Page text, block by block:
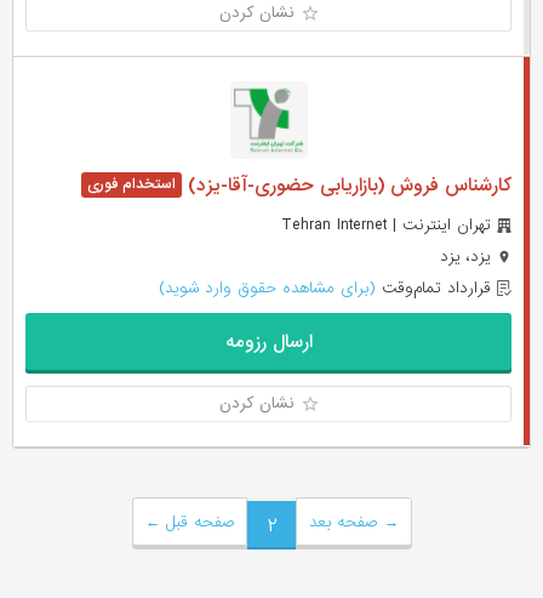
نشان کردن
کارشناس فروش (بازاریابی حضوری-آقا-یزد)
تهران اینترنت | Tehran Internet
یزد، یزد
قرارداد تمام‌وقت (برای مشاهده حقوق وارد شوید)
ارسال رزومه
نشان کردن
← صفحه قبل ۲ صفحه بعد →